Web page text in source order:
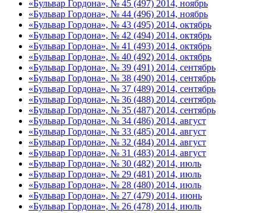
«Бульвар Гордона», № 45 (497) 2014, ноябрь
«Бульвар Гордона», № 44 (496) 2014, ноябрь
«Бульвар Гордона», № 43 (495) 2014, октябрь
«Бульвар Гордона», № 42 (494) 2014, октябрь
«Бульвар Гордона», № 41 (493) 2014, октябрь
«Бульвар Гордона», № 40 (492) 2014, октябрь
«Бульвар Гордона», № 39 (491) 2014, сентябрь
«Бульвар Гордона», № 38 (490) 2014, сентябрь
«Бульвар Гордона», № 37 (489) 2014, сентябрь
«Бульвар Гордона», № 36 (488) 2014, сентябрь
«Бульвар Гордона», № 35 (487) 2014, сентябрь
«Бульвар Гордона», № 34 (486) 2014, август
«Бульвар Гордона», № 33 (485) 2014, август
«Бульвар Гордона», № 32 (484) 2014, август
«Бульвар Гордона», № 31 (483) 2014, август
«Бульвар Гордона», № 30 (482) 2014, июль
«Бульвар Гордона», № 29 (481) 2014, июль
«Бульвар Гордона», № 28 (480) 2014, июль
«Бульвар Гордона», № 27 (479) 2014, июнь
«Бульвар Гордона», № 26 (478) 2014, июль